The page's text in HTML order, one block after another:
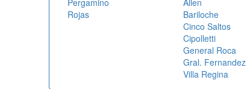
Pergamino
Rojas
Allen
Bariloche
Cinco Saltos
Cipolletti
General Roca
Gral.
Villa Regina